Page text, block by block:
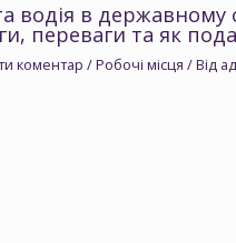
водія в державному
переваги та як
коментар /Робочі місця / Від